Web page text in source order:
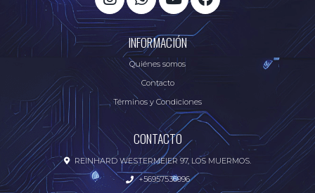
INFORMACIÓN
Quiénes somos
Contacto
Términos y Condiciones
CONTACTO
REINHARD WESTERMEIER 97, LOS MUERMOS.
+56957536996